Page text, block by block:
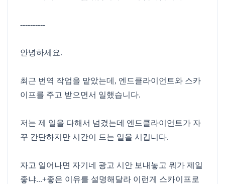
----------
안녕하세요.
최근 번역 작업을 맡았는데, 엔드클라이언트와 스카
이프를 주고 받으면서 일했습니다.
저는 제 일을 다해서 넘겼는데 엔드클라이언트가 자
꾸 간단하지만 시간이 드는 일을 시킵니다.
자고 일어나면 자기네 광고 시안 보내놓고 뭐가 제일
좋냐...+좋은 이유를 설명해달라 이런게 스카이프로